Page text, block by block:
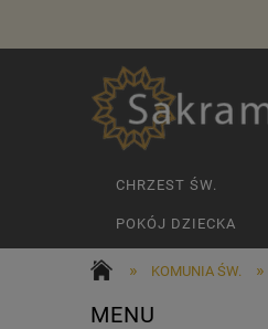
CHRZEST ŚW.
POKÓJ DZIECKA
» KOMUNIA ŚW. »
MENU